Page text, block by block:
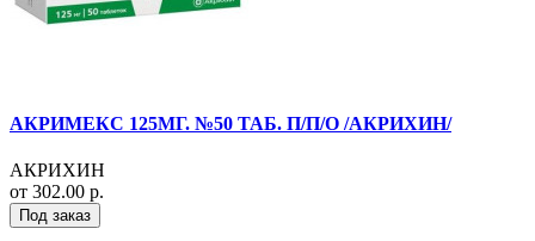
АКРИМЕКС 125МГ. №50 ТАБ. П/П/О /АКРИХИН/
АКРИХИН
от 302.00 р.
Под заказ